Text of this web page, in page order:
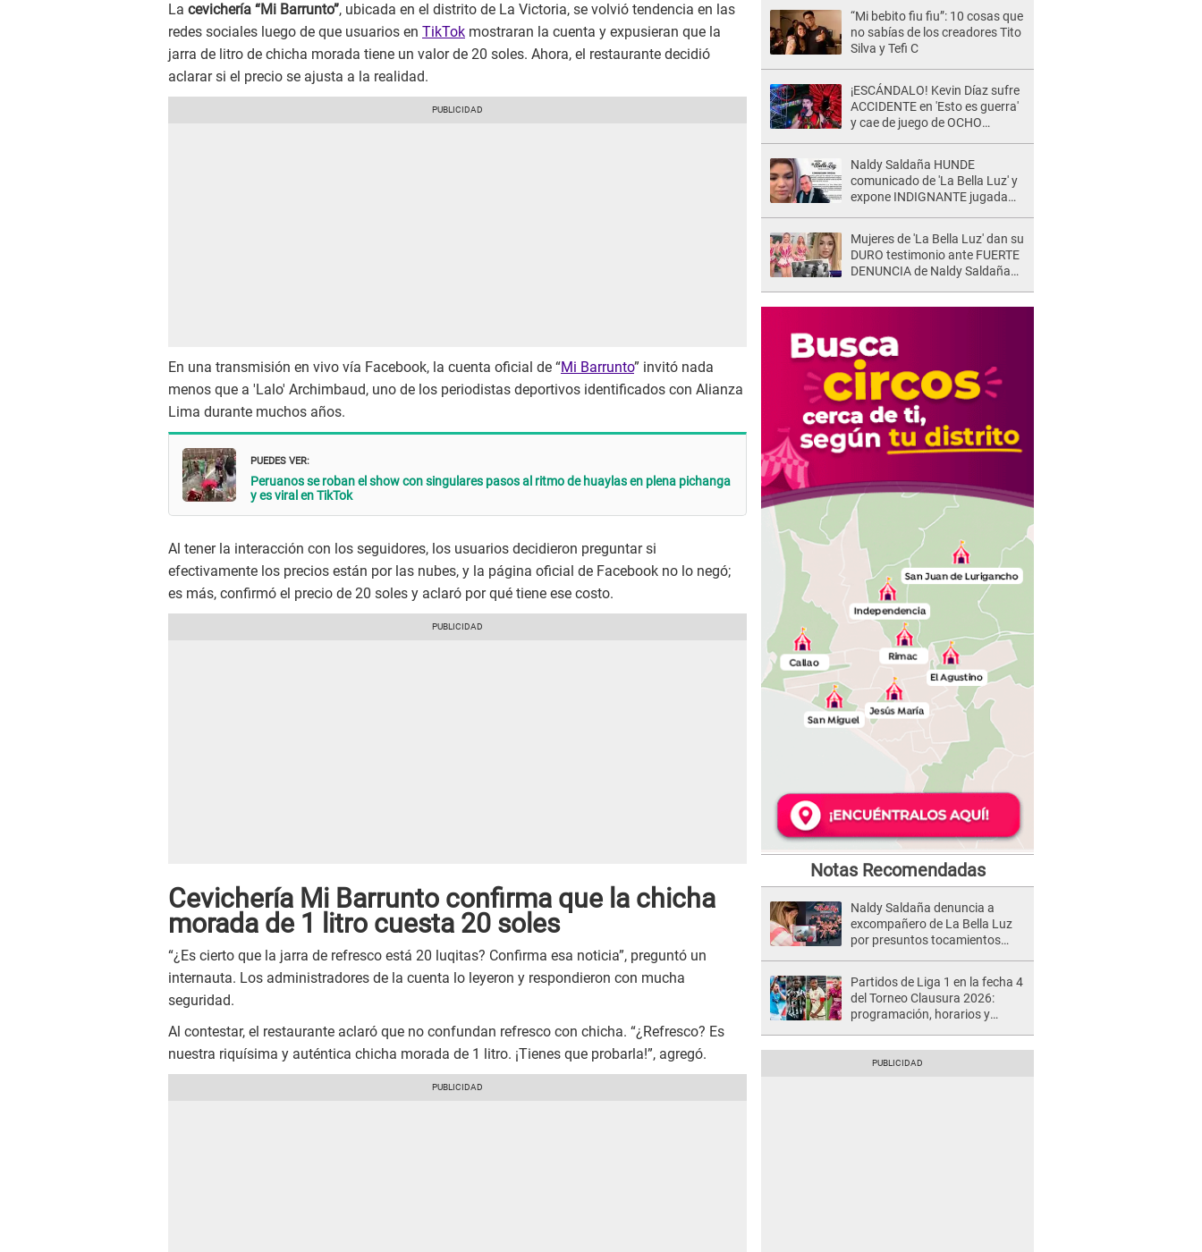
La cevichería “Mi Barrunto”, ubicada en el distrito de La Victoria, se volvió tendencia en las
redes sociales luego de que usuarios en TikTok mostraran la cuenta y expusieran que la
jarra de litro de chicha morada tiene un valor de 20 soles. Ahora, el restaurante decidió
aclarar si el precio se ajusta a la realidad.
En una transmisión en vivo vía Facebook, la cuenta oficial de “Mi Barrunto” invitó nada
menos que a 'Lalo' Archimbaud, uno de los periodistas deportivos identificados con Alianza
Lima durante muchos años.
PUEDES VER:
Peruanos se roban el show con singulares pasos al ritmo de huaylas en plena pichanga
y es viral en TikTok
Al tener la interacción con los seguidores, los usuarios decidieron preguntar si
efectivamente los precios están por las nubes, y la página oficial de Facebook no lo negó;
es más, confirmó el precio de 20 soles y aclaró por qué tiene ese costo.
Cevichería Mi Barrunto confirma que la chicha
morada de 1 litro cuesta 20 soles
“¿Es cierto que la jarra de refresco está 20 luqitas? Confirma esa noticia”, preguntó un
internauta. Los administradores de la cuenta lo leyeron y respondieron con mucha
seguridad.
Al contestar, el restaurante aclaró que no confundan refresco con chicha. “¿Refresco? Es
nuestra riquísima y auténtica chicha morada de 1 litro. ¡Tienes que probarla!”, agregó.
“Mi bebito fiu fiu”: 10 cosas que
no sabías de los creadores Tito
Silva y Tefi C
¡ESCÁNDALO! Kevin Díaz sufre
ACCIDENTE en 'Esto es guerra'
y cae de juego de OCHO
Naldy Saldaña HUNDE
comunicado de 'La Bella Luz' y
expone INDIGNANTE jugada
Mujeres de 'La Bella Luz' dan su
DURO testimonio ante FUERTE
DENUNCIA de Naldy Saldaña
Notas Recomendadas
Naldy Saldaña denuncia a
excompañero de La Bella Luz
por presuntos tocamientos
Partidos de Liga 1 en la fecha 4
del Torneo Clausura 2026:
programación, horarios y